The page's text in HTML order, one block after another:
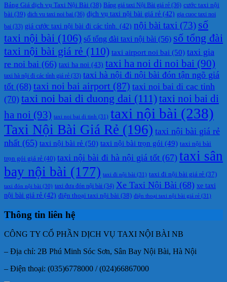
Bảng Giá dịch vụ Taxi Nội Bài (38) Bảng giá taxi Nội Bài giá rẻ (36) cước taxi nội
bài (39) dich vu taxi noi bai (36) dịch vụ taxi nội bài giá rẻ (42) gia cuoc taxi noi
bai (33) giá cước taxi nội bài đi các tỉnh. (42) nội bài taxi (73) số
taxi nội bài (106) số tổng đài taxi nội bài (56) số tổng đài
taxi nội bài giá rẻ (110) taxi airport noi bai (50) taxi gia
re noi bai (66) taxi ha noi (43) taxi ha noi di noi bai (90)
taxi hà nội đi các tỉnh giá rẻ (33) taxi hà nội đi nội bài đón tận ngõ giá
tốt (68) taxi noi bai airport (87) taxi noi bai di cac tinh
(70) taxi noi bai di duong dai (111)taxi noi bai di
ha noi (93) taxi noi bai di tinh (31) taxi nội bài (238)
Taxi Nội Bài Giá Rẻ (196) taxi nội bài giá rẻ
nhất (65) taxi nội bài rẻ (50) taxi nội bài trọn gói (49) taxi nội bài
trọn gói giá rẻ (40) taxi nội bài đi hà nội giá tốt (67) taxi sân
bay nội bài (177) taxi đi nội bài (31) taxi đi nội bài giá rẻ (37)
taxi đón nội bài (30) taxi đưa đón nội bài (34) Xe Taxi Nội Bài (68) xe taxi
nội bài giá rẻ (42) điện thoại taxi nội bài (38) điện thoại taxi nội bài giá rẻ (31)
Thông tin liên hệ
CÔNG TY CỔ PHẦN DỊCH VỤ TAXI NỘI BÀI NB
– Địa chỉ: 2B Phú Minh Sóc Sơn, Sân Bay Nội Bài, Hà Nội
– Điện thoại: (035)6778000 / (024)66867000